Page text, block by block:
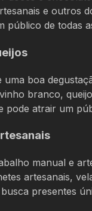
e outros
público de todas
boa
branco,
pode atrair um
manual e
artesanais,
presentes